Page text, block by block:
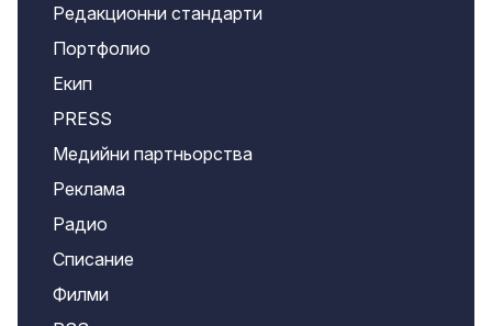
Редакционни стандарти
Портфолио
Екип
PRESS
Медийни партньорства
Реклама
Радио
Списание
Филми